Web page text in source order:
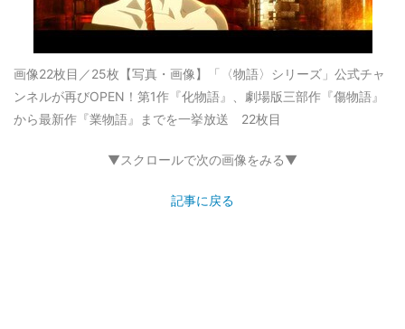
画像22枚目／25枚 【写真・画像】「〈物語〉シリーズ」公式チャ
ンネルが再びOPEN！第1作『化物語』、劇場版三部作『傷物語』
から最新作『業物語』までを一挙放送 22枚目
▼スクロールで次の画像をみる▼
記事に戻る